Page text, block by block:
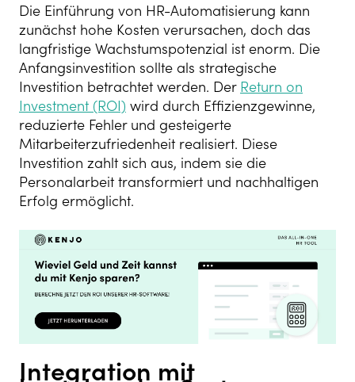
Die Einführung von HR-Automatisierung kann
zunächst hohe Kosten verursachen, doch das
langfristige Wachstumspotenzial ist enorm. Die
Anfangsinvestition sollte als strategische
Investition betrachtet werden. Der Return on
Investment (ROI) wird durch Effizienzgewinne,
reduzierte Fehler und gesteigerte
Mitarbeiterzufriedenheit realisiert. Diese
Investition zahlt sich aus, indem sie die
Personalarbeit transformiert und nachhaltigen
Erfolg ermöglicht.
Integration mit